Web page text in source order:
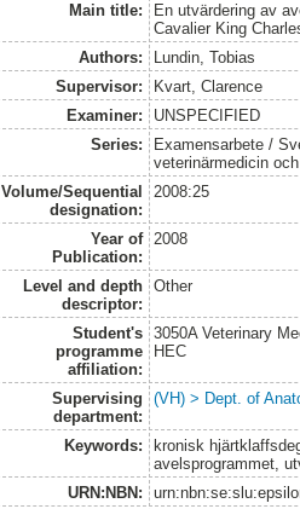
Main title:
En utvärdering av
Cavalier King
Authors:
Lundin, Tobias
Supervisor:
Kvart, Clarence
Examiner:
UNSPECIFIED
Series:
Examensarbete /
veterinärmedicin
Volume/Sequential
designation:
2008:25
Year of
Publication:
2008
Level and depth
descriptor:
Other
Student's
programme
affiliation:
3050A Veterinary
HEC
Supervising
department:
(VH) > Dept. of
Keywords:
kronisk
avelsprogrammet,
URN:NBN: